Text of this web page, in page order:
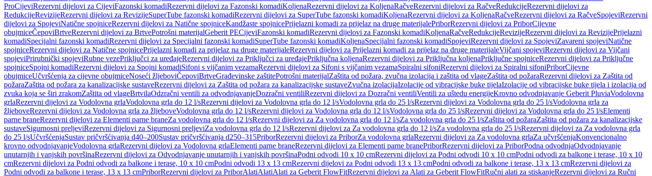
ProCijeviRezervni dijelovi za CijeviFazonski komadiRezervni dijelovi za Fazonski komadiKoljenaRezervni dijelovi za KoljenaRačveRezervni dijelovi za RačveRedukcijeRezervni dijelovi za
RedukcijeRevizijeRezervni dijelovi za RevizijeSuperTube fazonski komadiRezervni dijelovi za SuperTube fazonski komadiKoljenaRezervni dijelovi za KoljenaRačveRezervni dijelovi za RačveSpojeviRezervni
dijelovi za SpojeviNatične spojniceRezervni dijelovi za Natične spojniceKandžaste spojnicePrijelazni komadi za prijelaz na druge materijalePriborRezervni dijelovi za PriborCijevne
obujmiceČepoviBrtveRezervni dijelovi za BrtvePotrošni materijalGeberit PECijeviFazonski komadiRezervni dijelovi za Fazonski komadiKoljenaRačveRedukcijeRevizijeRezervni dijelovi za RevizijePrijelazni
komadiSpecijalni fazonski komadiRezervni dijelovi za Specijalni fazonski komadiSuperTube fazonski komadiKoljenaSpecijalni fazonski komadiSpojeviRezervni dijelovi za SpojeviZavareni spojeviNatične
spojniceRezervni dijelovi za Natične spojnicePrijelazni komadi za prijelaz na druge materijaleRezervni dijelovi za Prijelazni komadi za prijelaz na druge materijaleVijčani spojeviRezervni dijelovi za Vijčani
spojeviPrirubnički spojeviRubne vezePriključci za uređajeRezervni dijelovi za Priključci za uređajePriključna koljenaRezervni dijelovi za Priključna koljenaPriključne spojniceRezervni dijelovi za Priključne
spojniceSpojni komadiRezervni dijelovi za Spojni komadiSifoni s vijčanim vezamaRezervni dijelovi za Sifoni s vijčanim vezamaSpiralni sifoniRezervni dijelovi za Spiralni sifoniPriborCijevne
obujmiceUčvršćenja za cijevne obujmiceNoseći žljeboviČepoviBrtveGrađevinske zaštitePotrošni materijalZaštita od požara, zvučna izolacija i zaštita od vlageZaštita od požaraRezervni dijelovi za Zaštita od
požaraZaštita od požara za kanalizacijske sustaveRezervni dijelovi za Zaštita od požara za kanalizacijske sustaveZvučna izolacijaIzolacije od vibracijske buke tijelaIzolacije od vibracijske buke tijela i izolacija od
zvuka koja se širi zrakomZaštita od vlageBrtvilaOdzračni ventili za odvodnjavanjeDozračni ventiliRezervni dijelovi za Dozračni ventiliVentili za uštedu energijeKrovno odvodnjavanje Geberit PluviaVodolovna
grlaRezervni dijelovi za Vodolovna grlaVodolovna grla do 12 l/sRezervni dijelovi za Vodolovna grla do 12 l/sVodolovna grla do 25 l/sRezervni dijelovi za Vodolovna grla do 25 l/sVodolovna grla za
žljeboveRezervni dijelovi za Vodolovna grla za žljeboveVodolovna grla do 12 l/sRezervni dijelovi za Vodolovna grla do 12 l/sVodolovna grla do 25 l/sRezervni dijelovi za Vodolovna grla do 25 l/sElementi
parne braneRezervni dijelovi za Elementi parne braneZa vodolovna grla do 12 l/sRezervni dijelovi za Za vodolovna grla do 12 l/sZa vodolovna grla do 25 l/sZaštita od požaraZaštita od požara za kanalizacijske
sustaveSigurnosni preljeviRezervni dijelovi za Sigurnosni preljeviZa vodolovna grla do 12 l/sRezervni dijelovi za Za vodolovna grla do 12 l/sZa vodolovna grla do 25 l/sRezervni dijelovi za Za vodolovna grla
do 25 l/sUčvršćenjaSustav pričvršćivanja d40–200Sustav pričvršćivanja d250–315PriborRezervni dijelovi za PriborZa vodolovna grlaRezervni dijelovi za Za vodolovna grlaZa učvršćenjaKonvencionalno
krovno odvodnjavanjeVodolovna grlaRezervni dijelovi za Vodolovna grlaElementi parne braneRezervni dijelovi za Elementi parne branePriborRezervni dijelovi za PriborPodna odvodnjaOdvodnjavanje
unutarnjih i vanjskih površinaRezervni dijelovi za Odvodnjavanje unutarnjih i vanjskih površinaPodni odvodi 10 x 10 cmRezervni dijelovi za Podni odvodi 10 x 10 cmPodni odvodi za balkone i terase, 10 x 10
cmRezervni dijelovi za Podni odvodi za balkone i terase, 10 x 10 cmPodni odvodi 13 x 13 cmRezervni dijelovi za Podni odvodi 13 x 13 cmPodni odvodi za balkone i terase, 13 x 13 cmRezervni dijelovi za
Podni odvodi za balkone i terase, 13 x 13 cmPriborRezervni dijelovi za PriborAlatiAlatiAlati za Geberit FlowFitRezervni dijelovi za Alati za Geberit FlowFitRučni alati za stiskanjeRezervni dijelovi za Ručni